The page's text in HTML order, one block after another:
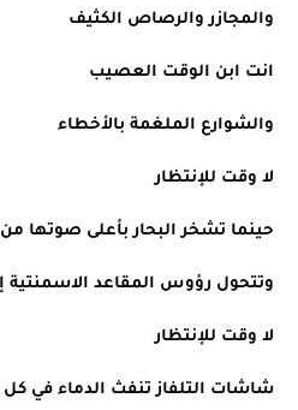
والمجازر والرصاص الكثيف
انت ابن الوقت العصيب
والشوارع الملغمة بالأخطاء
لا وقت للإنتظار
حينما تشخر البحار بأعلى صوتها
وتتحول رؤوس المقاعد الاسمنتية
لا وقت للإنتظار
شاشات التلفاز تنفث الدماء في كل